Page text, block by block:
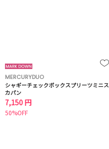
MERCURYDUO
シャギーチェックボックスプリーツミニス
カパン
7,150 円
50%OFF